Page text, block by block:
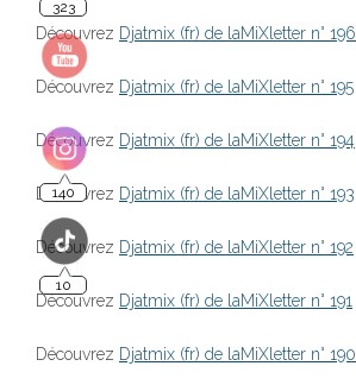
Découvrez Djatmix (fr) de laMiXletter n° 196
Découvrez Djatmix (fr) de laMiXletter n° 195
Découvrez Djatmix (fr) de laMiXletter n° 194
Découvrez Djatmix (fr) de laMiXletter n° 193
Découvrez Djatmix (fr) de laMiXletter n° 192
Découvrez Djatmix (fr) de laMiXletter n° 191
Découvrez Djatmix (fr) de laMiXletter n° 190
10